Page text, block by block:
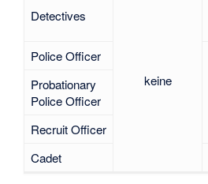
Detectives
keine
Police Officer
Probationary
Police Officer
Recruit Officer
Cadet